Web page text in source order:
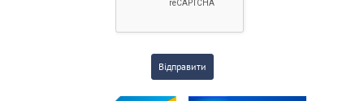
Відправити